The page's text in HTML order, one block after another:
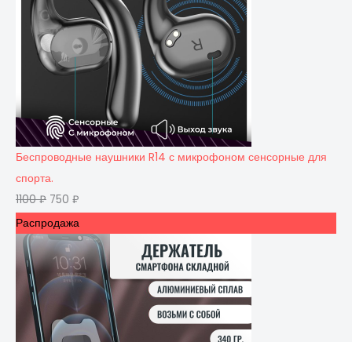
Беспроводные наушники R14 с микрофоном сенсорные для
спорта.
1100₽ 750 ₽
Распродажа